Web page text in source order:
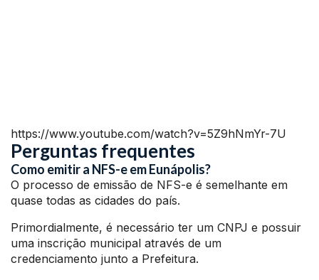
https://www.youtube.com/watch?v=5Z9hNmYr-7U
Perguntas frequentes
Como emitir a NFS-e em Eunápolis?
O processo de emissão de NFS-e é semelhante em
quase todas as cidades do país.
Primordialmente, é necessário ter um CNPJ e possuir
uma inscrição municipal através de um
credenciamento junto a Prefeitura.